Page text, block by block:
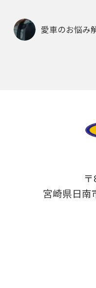
愛車のお悩み
宮崎県日南